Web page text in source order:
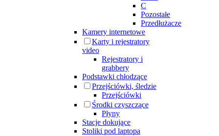
C
Pozostałe
Przedłużacze
Kamery internetowe
Karty i rejestratory
video
Rejestratory i
grabbery
Podstawki chłodzące
Przejściówki, śledzie
Przejściówki
Środki czyszczące
Płyny
Stacje dokujące
Stoliki pod laptopa